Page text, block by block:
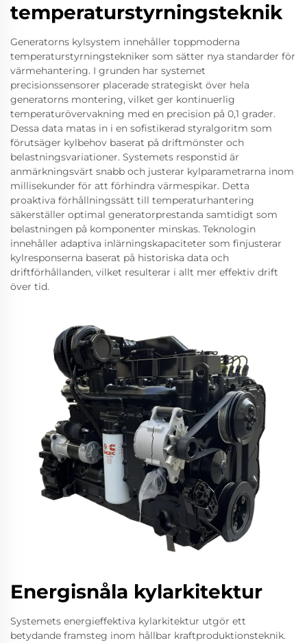
temperaturstyrningsteknik
Generatorns kylsystem innehåller toppmoderna
temperaturstyrningstekniker som sätter nya standarder för
värmehantering. I grunden har systemet
precisionssensorer placerade strategiskt över hela
generatorns montering, vilket ger kontinuerlig
temperaturövervakning med en precision på 0,1 grader.
Dessa data matas in i en sofistikerad styralgoritm som
förutsäger kylbehov baserat på driftmönster och
belastningsvariationer. Systemets responstid är
anmärkningsvärt snabb och justerar kylparametrarna inom
millisekunder för att förhindra värmespikar. Detta
proaktiva förhållningssätt till temperaturhantering
säkerställer optimal generatorprestanda samtidigt som
belastningen på komponenter minskas. Teknologin
innehåller adaptiva inlärningskapaciteter som finjusterar
kylresponserna baserat på historiska data och
driftförhållanden, vilket resulterar i allt mer effektiv drift
över tid.
Energisnåla kylarkitektur
Systemets energieffektiva kylarkitektur utgör ett
betydande framsteg inom hållbar kraftproduktionsteknik.